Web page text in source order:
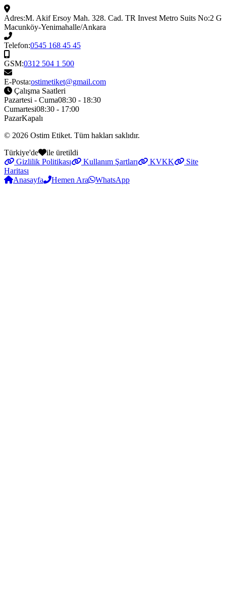
Adres:M. Akif Ersoy Mah. 328. Cad. TR Invest Metro Suits No:2 G
Macunköy-Yenimahalle/Ankara
Telefon:0545 168 45 45
GSM:0312 504 1 500
E-Posta:ostimetiket@gmail.com
Çalışma Saatleri
Pazartesi - Cuma08:30 - 18:30
Cumartesi08:30 - 17:00
PazarKapalı
© 2026 Ostim Etiket. Tüm hakları saklıdır.
Türkiye'de
ile üretildi
Gizlilik Politikası
Kullanım Şartları KVKK
Site
Haritası
Anasayfa
Hemen Ara WhatsApp